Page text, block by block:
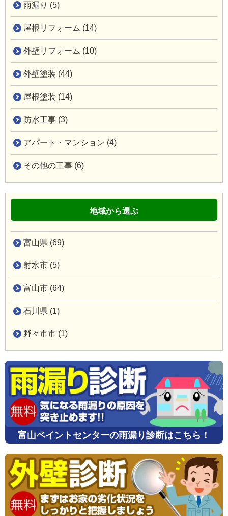
雨漏り (5)
屋根リフォーム (14)
外壁リフォーム (10)
外壁塗装 (44)
屋根塗装 (14)
防水工事 (3)
アパート・マンション (4)
その他の工事 (6)
地域から選ぶ
富山県 (69)
射水市 (5)
富山市 (64)
石川県 (1)
野々市市 (1)
富山ペイントセンターの雨漏り診断はこちら！